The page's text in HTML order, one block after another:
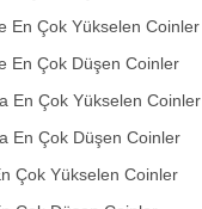
En Çok Yükselen Coinler
En Çok Düşen Coinler
En Çok Yükselen Coinler
En Çok Düşen Coinler
Çok Yükselen Coinler